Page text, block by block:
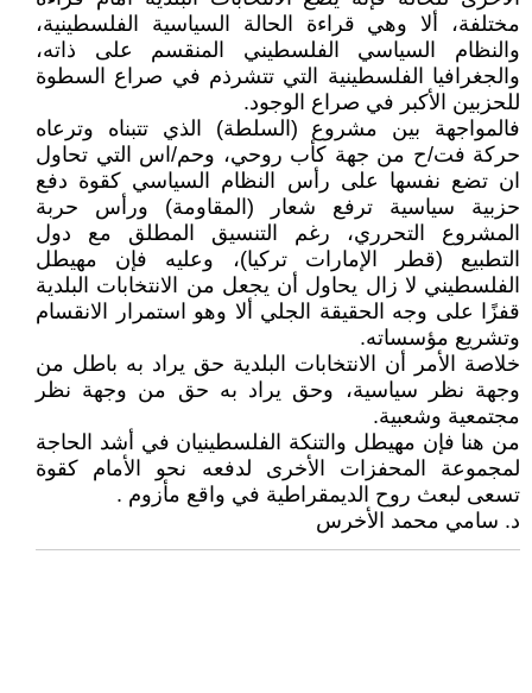
مختلفة، ألا وهي قراءة الحالة السياسية الفلسطينية،
والنظام السياسي الفلسطيني المنقسم على ذاته،
والجغرافيا الفلسطينية التي تتشرذم في صراع السطوة
للحزبين الأكبر في صراع الوجود.
فالمواجهة بين مشروع (السلطة) الذي تتبناه وترعاه
حركة فت/ح من جهة كأب روحي، وحم/اس التي تحاول
ان تضع نفسها على رأس النظام السياسي كقوة دفع
حزبية سياسية ترفع شعار (المقاومة) ورأس حربة
المشروع التحرري، رغم التنسيق المطلق مع دول
التطبيع (قطر الإمارات تركيا)، وعليه فإن مهيطل
الفلسطيني لا زال يحاول أن يجعل من الانتخابات البلدية
قفزًا على وجه الحقيقة الجلي ألا وهو استمرار الانقسام
وتشريع مؤسساته.
خلاصة الأمر أن الانتخابات البلدية حق يراد به باطل من
وجهة نظر سياسية، وحق يراد به حق من وجهة نظر
مجتمعية وشعبية.
من هنا فإن مهيطل والتنكة الفلسطينيان في أشد الحاجة
لمجموعة المحفزات الأخرى لدفعه نحو الأمام كقوة
تسعى لبعث روح الديمقراطية في واقع مأزوم .
د. سامي محمد الأخرس